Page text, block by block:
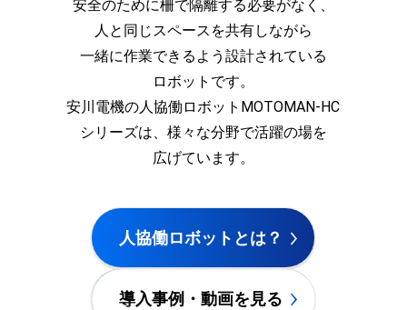
安全のために柵で隔離する必要がなく、
人と同じスペースを共有しながら
一緒に作業できるよう設計されている
ロボットです。
安川電機の人協働ロボットMOTOMAN-HC
シリーズは、様々な分野で活躍の場を
広げています。
人協働ロボットとは？
導入事例・動画を見る